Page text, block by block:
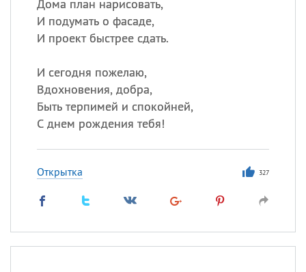
Дома план нарисовать,
И подумать о фасаде,
И проект быстрее сдать.
И сегодня пожелаю,
Вдохновения, добра,
Быть терпимей и спокойней,
С днем рождения тебя!
Открытка 327